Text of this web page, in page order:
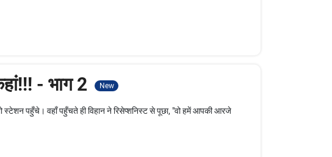
- भाग 2 New
स्टेशन पहुँचे। वहाँ पहुँचते ही विहान ने रिसेप्शनिस्ट से पूछा, "वो हमें आपकी आरजे